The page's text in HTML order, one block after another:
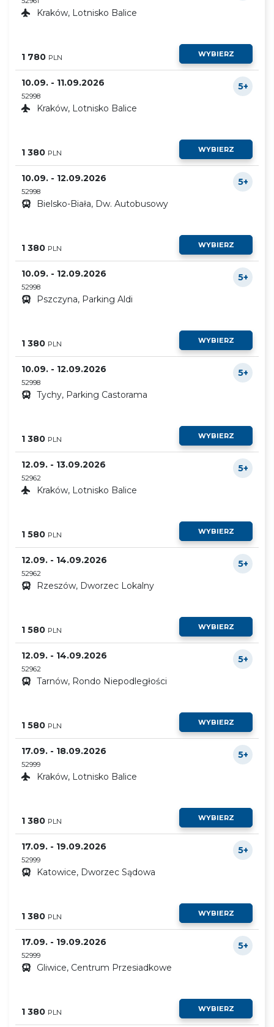
Kraków, Lotnisko Balice
1 780 PLN WYBIERZ
10.09. - 11.09.2026
52998
5+
Kraków, Lotnisko Balice
1 380 PLN WYBIERZ
10.09. - 12.09.2026
52998
5+
Bielsko-Biała, Dw. Autobusowy
1 380 PLN WYBIERZ
10.09. - 12.09.2026
52998
5+
Pszczyna, Parking Aldi
1 380 PLN WYBIERZ
10.09. - 12.09.2026
52998
5+
Tychy, Parking Castorama
1 380 PLN WYBIERZ
12.09. - 13.09.2026
52962
5+
Kraków, Lotnisko Balice
1 580 PLN WYBIERZ
12.09. - 14.09.2026
52962
5+
Rzeszów, Dworzec Lokalny
1 580 PLN WYBIERZ
12.09. - 14.09.2026
52962
5+
Tarnów, Rondo Niepodległości
1 580 PLN WYBIERZ
17.09. - 18.09.2026
52999
5+
Kraków, Lotnisko Balice
1 380 PLN WYBIERZ
17.09. - 19.09.2026
52999
5+
Katowice, Dworzec Sądowa
1 380 PLN WYBIERZ
17.09. - 19.09.2026
52999
5+
Gliwice, Centrum Przesiadkowe
1 380 PLN WYBIERZ